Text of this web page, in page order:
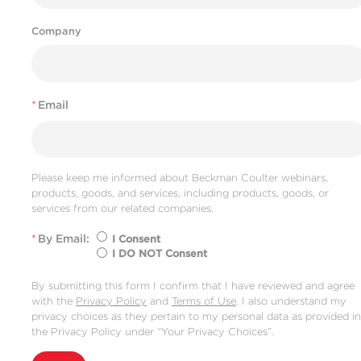
Company
* Email
Please keep me informed about Beckman Coulter webinars,
products, goods, and services, including products, goods, or
services from our related companies.
* By Email:
I Consent
I DO NOT Consent
By submitting this form I confirm that I have reviewed and agree
with the Privacy Policy andTerms of Use. I also understand my
privacy choices as they pertain to my personal data as provided in
the Privacy Policy under “Your Privacy Choices”.